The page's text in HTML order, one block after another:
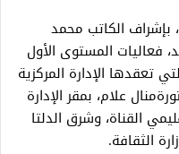
بإشراف الكاتب محمد
فعاليات المستوى الأول
تعقدها الإدارة المركزية
علام، بمقر الإدارة
القناة، وشرق الدلتا
الثقافة.